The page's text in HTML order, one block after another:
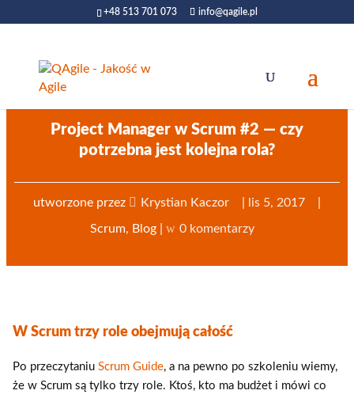
+48 513 701 073 info@qagile.pl
Project Manager w Scrum #2 — czy
potrzebna jest kolejna rola?
utworzone przez Krystian Kaczor lis 5, 2017
Scrum, Blog 0 komentarzy
W Scrum trzy role obejmują całość
Po przeczytaniu Scrum Guide, a na pewno po szkoleniu wiemy,
że w Scrum są tylko trzy role. Ktoś, kto ma budżet i mówi co